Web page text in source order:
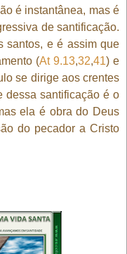
é instantânea, mas é
de santificação.
santos, e é assim que
(At 9.13,32,41) e
se dirige aos crentes
dessa santificação é o
ela é obra do Deus
do pecador a Cristo